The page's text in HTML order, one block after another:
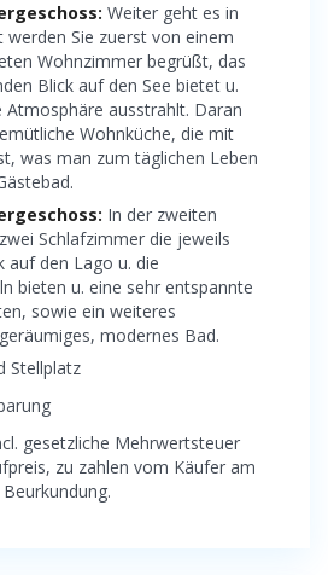
Weiter geht es in
werden Sie zuerst von einem
Wohnzimmer begrüßt, das
Blick auf den See bietet u.
Atmosphäre ausstrahlt. Daran
Wohnküche, die mit
was man zum täglichen Leben
In der zweiten
Schlafzimmer die jeweils
auf den Lago u. die
bieten u. eine sehr entspannte
sowie ein weiteres
modernes Bad.
Stellplatz
gesetzliche Mehrwertsteuer
zu zahlen vom Käufer am